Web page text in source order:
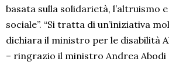
basata sulla solidarietà, l’altruismo
sociale”. “Si tratta di un’iniziativa
dichiara il ministro per le disabilità
– ringrazio il ministro Andrea Abodi